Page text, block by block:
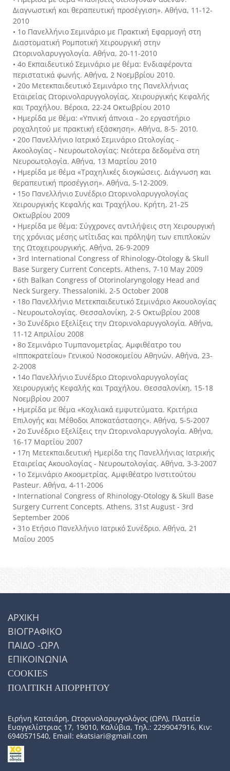
Διαγνωστική και θεραπευτική προσέγγιση». Αθήνα, 11-12-
2010
• 1ο Πανελλήνιο Σεμινάριο με Πρακτική Εφαρμογή στη
Διαστοματική Ρομποτική Χειρουργική στην
Ωτορινολαρυγγολογία. Αθήνα, 20-11-2010
• 4ο Εκπαιδευτικό Σεμινάριο με θέμα: Ενδιαφέροντα
περιστατικά φωνής. Αθήνα, 2 Νοεμβρίου 2010.
• 20ο Μετεκπαιδευτικό Σεμινάριο της Πανελλήνιας
Εταιρείας Ωτορινολαρυγγολογίας, Χειρουργικής Κεφαλής
και Τραχήλου. Βέροια, 22-24 Οκτωβρίου 2010
• Ημερίδα με θέμα: «Υπνική άπνοια - 2ο εργαστήριο
ροχαλητού με πρακτική εξάσκηση». Αθήνα, 8-5- 2010.
• 20ο Πανελλήνιο Ιατρικό Σεμινάριο Ωτολογίας -
Ακοολογίας - Νευροωτολογίας: Νεότερα δεδομένα στη
Νευροωτολογία. Αθήνα, 13 Μαρτίου 2010
• Ημερίδα με θέμα «Τραχηλικές διογκώσεις. Διάγνωση και
θεραπευτική προσέγγιση». Αθήνα, 5-12-2009.
• 15ο Πανελλήνιο Συνέδριο Ωτορινολαρυγγολογίας
Χειρουργικής Κεφαλής και Τραχήλου. Κρήτη, 21-25
Οκτωβρίου 2009
• Ημερίδα με θέμα: Σύγχρονες αντιλήψεις στη Χειρουργική
της χρόνιας μέσης ωτίτιδας και πρόληψη των επιπλοκών
της Ωτοχειρουργικής. Αθήνα, 26-9-2009
• 3rd International Congress of Rhinology-Otology & Skull
Base Surgery Current Concepts. Athens, 7-10 May 2009
• 6th Balkan Congress of Otorinolaryngology Head and
Neck Surgery. Thessaloniki, 2-5 October 2008
• 18ο Πανελλήνιο Μετεκπαιδευτικό Σεμινάριο Ακουολογίας
- Νευροωτολογίας. Θεσσαλονίκη, 2-5 Οκτωβρίου 2008
• 3ο Συνέδριο Εξελίξεις την Ωτορινολαρυγγολογία. Αθήνα,
11-12 Απριλίου 2008
• 8ο Σεμινάριο Τυμπανομετρίας. Αμφιθέατρο του
«Ιπποκρατείου» Γενικού Νοσοκομείου Αθηνών. Αθήνα, 23-
2-2008
• 14ο Πανελλήνιο Συνέδριο Ωτορινολαρυγγολογίας
Χειρουργικής Κεφαλής και Τραχήλου. Θεσσαλονίκη, 15-18
Νοεμβρίου 2007
• Ημερίδα με θέμα «Κοχλιακά εμφυτεύματα. Κριτήρια
Επιλογής και Μέθοδοι Αποκατάστασης». Αθήνα, 5-5-2007
• 2ο Συνέδριο Εξελίξεις την Ωτορινολαρυγγολογία. Αθήνα,
16-17 Μαρτίου 2007
• 17η Μετεκπαιδευτική Ημερίδα της Πανελλήνιας Ιατρικής
Εταιρείας Ακουολογίας - Νευροωτολογίας. Αθήνα, 3-3-2007
• 1ο Σεμινάριο Ακοομετρίας. Αμφιθέατρο Ινστιτούτου
Pasteur. Αθήνα, 4-11-2006
• International Congress of Rhinology-Otology & Skull Base
Surgery Current Concepts. Athens, 31st August - 3rd
September 2006
• 31ο Ετήσιο Πανελλήνιο Ιατρικό Συνέδριο. Αθήνα, 21
Μαΐου 2005
ΑΡΧΙΚΗ
ΒΙΟΓΡΑΦΙΚΟ
ΠΑΙΔΟ -ΩΡΛ
ΕΠΙΚΟΙΝΩΝΙΑ
COOKIES
ΠΟΛΙΤΙΚΗ ΑΠΟΡΡΗΤΟΥ
Ειρήνη Κατσιάρη, Ωτορινολαρυγγολόγος (ΩΡΛ), Πλατεία
Ευαγγελίστριας 17, 19010, Καλύβια, Τηλ.: 2299047916, Κιν:
6940571540, Email: ekatsiari@gmail.com